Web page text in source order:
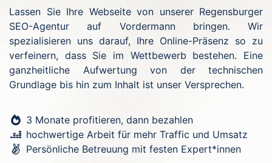
Lassen Sie Ihre Webseite von unserer Regensburger
SEO-Agentur auf Vordermann bringen. Wir
spezialisieren uns darauf, Ihre Online-Präsenz so zu
verfeinern, dass Sie im Wettbewerb bestehen. Eine
ganzheitliche Aufwertung von der technischen
Grundlage bis hin zum Inhalt ist unser Versprechen.
3 Monate profitieren, dann bezahlen
hochwertige Arbeit für mehr Traffic und Umsatz
Persönliche Betreuung mit festen Expert*innen